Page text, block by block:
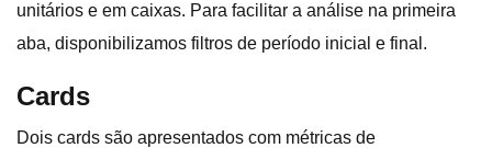
unitários e em caixas. Para facilitar a análise na primeira
aba, disponibilizamos filtros de período inicial e final.
Cards
Dois cards são apresentados com métricas de